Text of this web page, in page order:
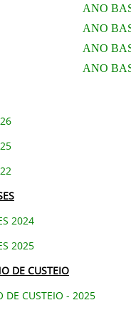
ANO
ANO
ANO
ANO
2024
2025
DE CUSTEIO
DE CUSTEIO - 2025